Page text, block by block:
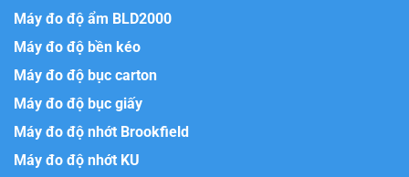
Máy đo độ ẩm BLD2000
Máy đo độ bền kéo
Máy đo độ bục carton
Máy đo độ bục giấy
Máy đo độ nhớt Brookfield
Máy đo độ nhớt KU